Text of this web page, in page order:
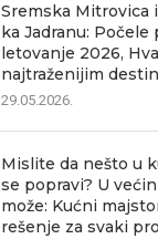
Sremska Mitrovica
ka Jadranu: Počele
letovanje 2026,
najtraženijim
29.05.2026.
Mislite da nešto u
se popravi? U
može: Kućni
rešenje za svaki